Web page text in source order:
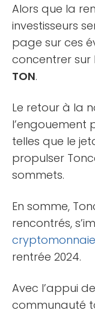
Alors que la
investisseurs
page sur ces
concentrer sur
TON.
Le retour à la
l’engouement
telles que le
propulser
sommets.
En somme,
rencontrés,
cryptomonnaie
rentrée 2024.
Avec l’appui
communauté